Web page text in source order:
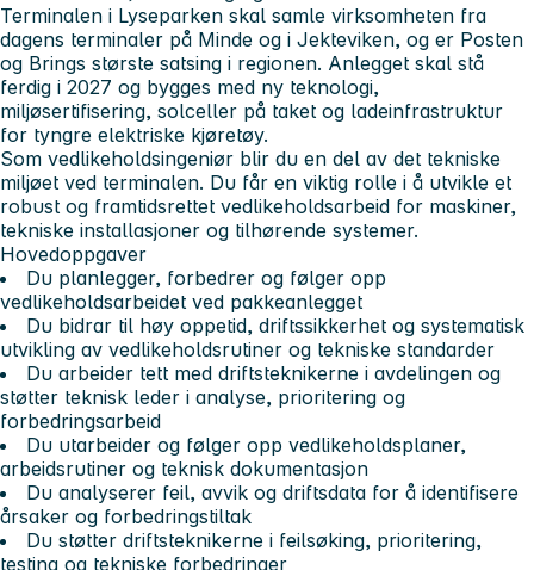
Terminalen i Lyseparken skal samle virksomheten fra
dagens terminaler på Minde og i Jekteviken, og er Posten
og Brings største satsing i regionen. Anlegget skal stå
ferdig i 2027 og bygges med ny teknologi,
miljøsertifisering, solceller på taket og ladeinfrastruktur
for tyngre elektriske kjøretøy.
Som vedlikeholdsingeniør blir du en del av det tekniske
miljøet ved terminalen. Du får en viktig rolle i å utvikle et
robust og framtidsrettet vedlikeholdsarbeid for maskiner,
tekniske installasjoner og tilhørende systemer.
Hovedoppgaver
Du planlegger, forbedrer og følger opp
vedlikeholdsarbeidet ved pakkeanlegget
Du bidrar til høy oppetid, driftssikkerhet og systematisk
utvikling av vedlikeholdsrutiner og tekniske standarder
Du arbeider tett med driftsteknikerne i avdelingen og
støtter teknisk leder i analyse, prioritering og
forbedringsarbeid
Du utarbeider og følger opp vedlikeholdsplaner,
arbeidsrutiner og teknisk dokumentasjon
Du analyserer feil, avvik og driftsdata for å identifisere
årsaker og forbedringstiltak
Du støtter driftsteknikerne i feilsøking, prioritering,
testing og tekniske forbedringer